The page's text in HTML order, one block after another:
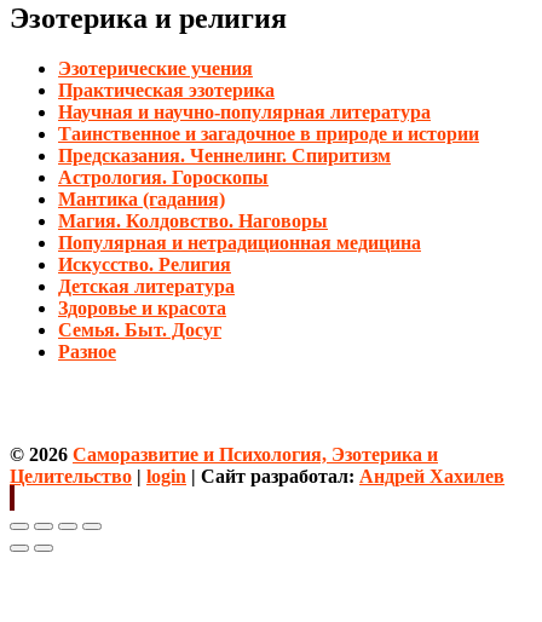
Эзотерика и религия
Эзотерические учения
Практическая эзотерика
Научная и научно-популярная литература
Таинственное и загадочное в природе и истории
Предсказания. Ченнелинг. Спиритизм
Астрология. Гороскопы
Мантика (гадания)
Магия. Колдовство. Наговоры
Популярная и нетрадиционная медицина
Искусство. Религия
Детская литература
Здоровье и красота
Семья. Быт. Досуг
Разное
© 2026 Саморазвитие и Психология, Эзотерика и
Целительство | login | Сайт разработал: Андрей Хахилев